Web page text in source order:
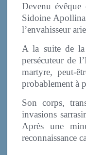
Devenu
Sidoine
l’envahisseur
A la suite de
persécuteur de
martyre, peut-
probablement à
Son corps,
invasions
Après une
reconnaissance